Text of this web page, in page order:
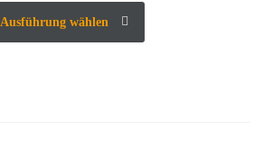
Ausführung wählen